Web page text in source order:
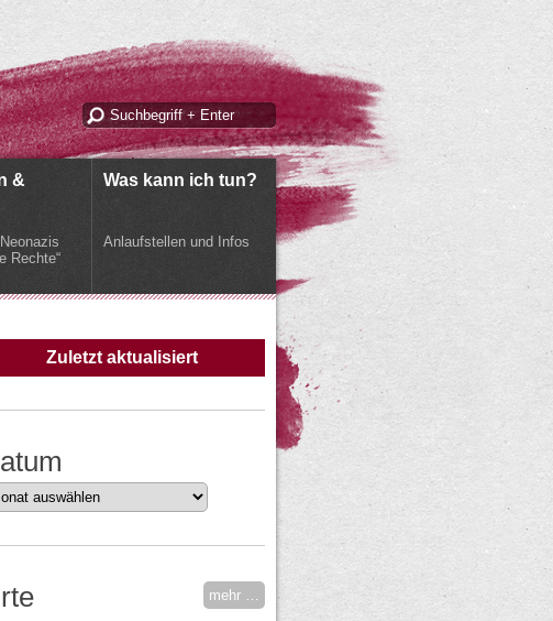
&
Rechte“
Was kann ich tun?
Anlaufstellen und Infos
Zuletzt aktualisiert
mehr …